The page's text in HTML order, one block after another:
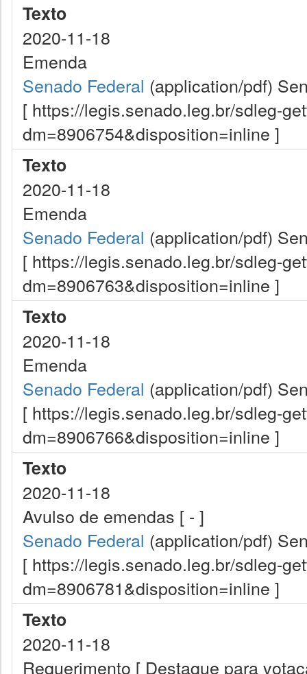
Texto
2020-11-18
Emenda
Senado Federal (application/pdf)
[ https://legis.senado.leg.br/sdleg-
dm=8906754&disposition=inline ]
Texto
2020-11-18
Emenda
Senado Federal (application/pdf)
[ https://legis.senado.leg.br/sdleg-
dm=8906763&disposition=inline ]
Texto
2020-11-18
Emenda
Senado Federal (application/pdf)
[ https://legis.senado.leg.br/sdleg-
dm=8906766&disposition=inline ]
Texto
2020-11-18
Avulso de emendas [ - ]
Senado Federal (application/pdf)
[ https://legis.senado.leg.br/sdleg-
dm=8906781&disposition=inline ]
Texto
2020-11-18
Requerimento [ Destaque para